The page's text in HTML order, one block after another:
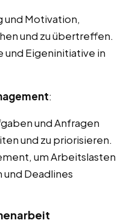
und Motivation,
und zu übertreffen.
und Eigeninitiative in
:
und Anfragen
und zu priorisieren.
um Arbeitslasten
Deadlines